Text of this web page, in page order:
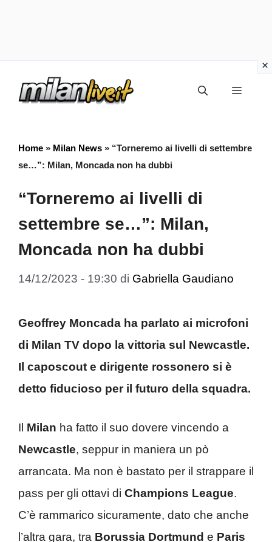
Menu
Home » Milan News » “Torneremo ai livelli di settembre
se…”: Milan, Moncada non ha dubbi
“Torneremo ai livelli di
settembre se…”: Milan,
Moncada non ha dubbi
14/12/2023 - 19:30 di Gabriella Gaudiano
Geoffrey Moncada ha parlato ai microfoni
di Milan TV dopo la vittoria sul Newcastle.
Il caposcout e dirigente rossonero si è
detto fiducioso per il futuro della squadra.
Il Milan ha fatto il suo dovere vincendo a
Newcastle, seppur in maniera un pò
arrancata. Ma non è bastato per il strappare il
pass per gli ottavi di Champions League.
C’è rammarico sicuramente, dato che anche
l’altra gara, tra Borussia Dortmund e Paris